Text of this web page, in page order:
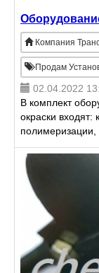
Компания
Продам
02.04.2022
В комплект
окраски
размеров и
порошковой